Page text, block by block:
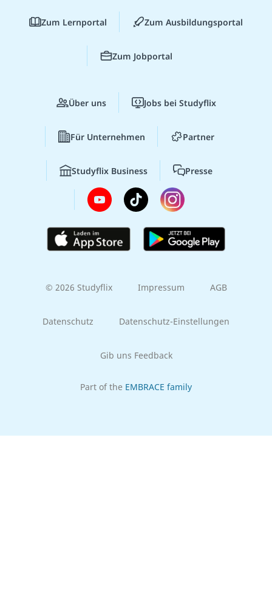
Zum Lernportal Zum Ausbildungsportal
Zum Jobportal
Über uns Jobs bei Studyflix
Für Unternehmen Partner
Studyflix Business Presse
© 2026 Studyflix Impressum AGB
Datenschutz Datenschutz-Einstellungen
Gib uns Feedback
Part of the EMBRACE family